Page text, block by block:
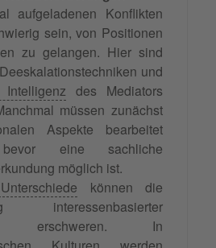
aufgeladenen Konflikten
sein, von Positionen
zu gelangen. Hier sind
und
Intelligenz des Mediators
müssen zunächst
Aspekte bearbeitet
eine sachliche
möglich ist.
können die
interessenbasierter
erschweren. In